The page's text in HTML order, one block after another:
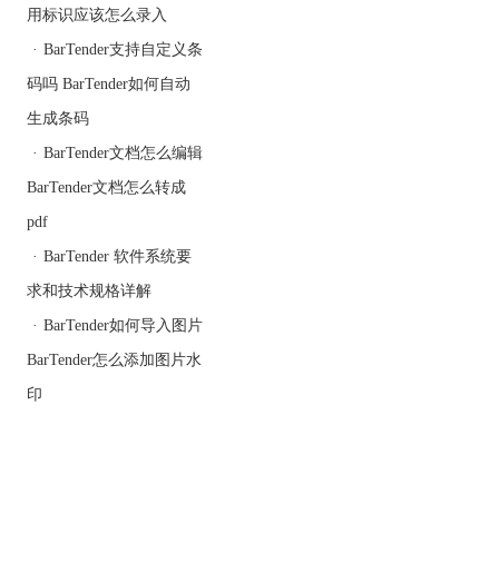
在左侧工具栏中，点文本
下，就出现了文本框。
右键点击文本框，选属
性，在弹出来的窗口里，
第三步：选择数据源类型
在数据源类型下拉框里，
有几个选项：
内容。
序列号：每次打印编号自
动递增。
更新为当天日期。
数据库：链接Excel或者
用标识应该怎么录入
· BarTender支持自定义条
码吗 BarTender如何自动
生成条码
· BarTender文档怎么编辑
BarTender文档怎么转成
pdf
· BarTender 软件系统要
求和技术规格详解
· BarTender如何导入图片
BarTender怎么添加图片水
印